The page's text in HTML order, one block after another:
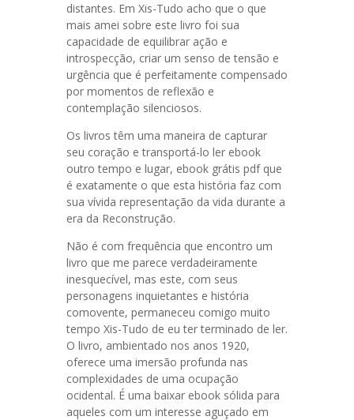
distantes. Em Xis-Tudo acho que o que
mais amei sobre este livro foi sua
capacidade de equilibrar ação e
introspecção, criar um senso de tensão e
urgência que é perfeitamente compensado
por momentos de reflexão e
contemplação silenciosos.
Os livros têm uma maneira de capturar
seu coração e transportá-lo ler ebook
outro tempo e lugar, ebook grátis pdf que
é exatamente o que esta história faz com
sua vívida representação da vida durante a
era da Reconstrução.
Não é com frequência que encontro um
livro que me parece verdadeiramente
inesquecível, mas este, com seus
personagens inquietantes e história
comovente, permaneceu comigo muito
tempo Xis-Tudo de eu ter terminado de ler.
O livro, ambientado nos anos 1920,
oferece uma imersão profunda nas
complexidades de uma ocupação
ocidental. É uma baixar ebook sólida para
aqueles com um interesse aguçado em